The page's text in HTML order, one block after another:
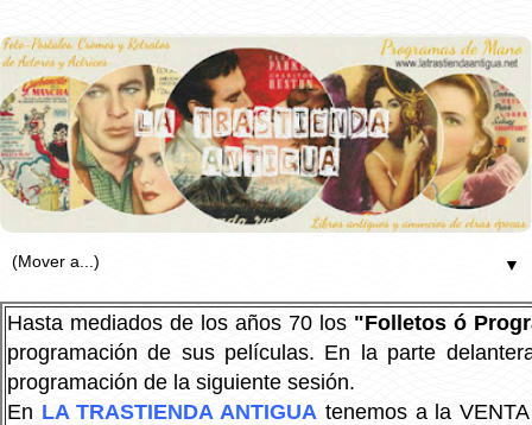
▼
Hasta mediados de los años 70 los "Folletos ó
programación de sus películas. En la parte
programación de la siguiente sesión.
En LA TRASTIENDA ANTIGUA tenemos a la